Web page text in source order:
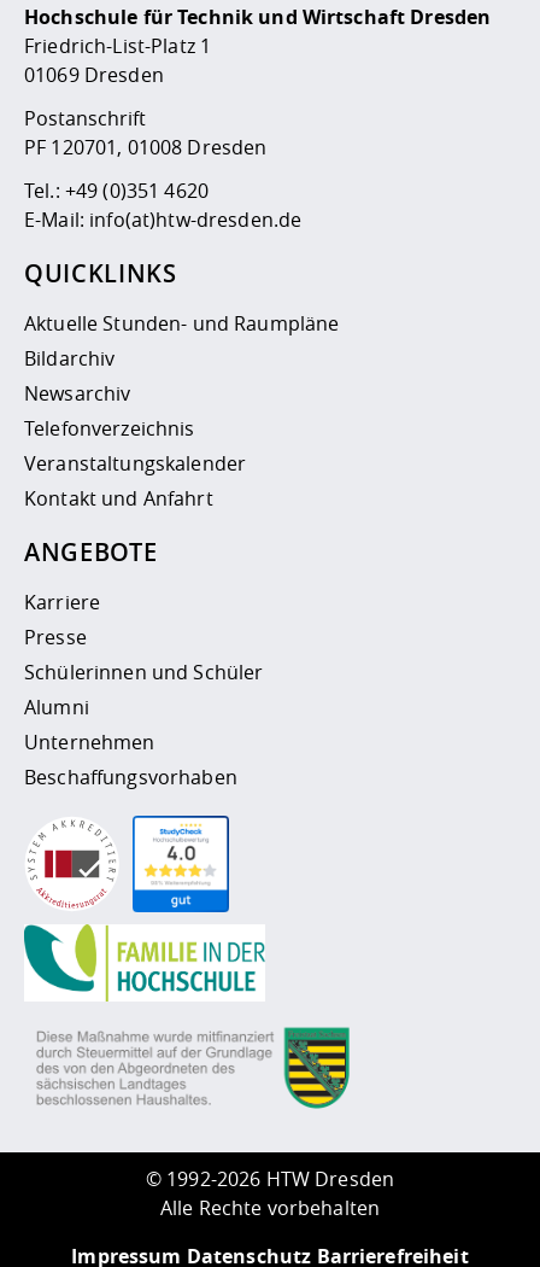
Hochschule für Technik und Wirtschaft Dresden
Friedrich-List-Platz 1
01069 Dresden
Postanschrift
PF 120701, 01008 Dresden
Tel.: +49 (0)351 4620
E-Mail: info(at)htw-dresden.de
QUICKLINKS
Aktuelle Stunden- und Raumpläne
Bildarchiv
Newsarchiv
Telefonverzeichnis
Veranstaltungskalender
Kontakt und Anfahrt
ANGEBOTE
Karriere
Presse
Schülerinnen und Schüler
Alumni
Unternehmen
Beschaffungsvorhaben
© 1992-2026 HTW Dresden
Alle Rechte vorbehalten
Impressum Datenschutz Barrierefreiheit